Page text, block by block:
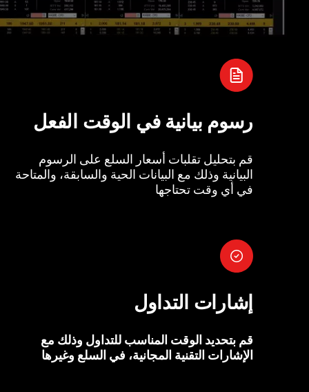
رسوم بيانية في الوقت الفعل
قم بتحليل تقلبات أسعار السلع على الرسوم
البيانية وذلك مع البيانات الحية والسابقة، والمتاحة
في أي وقت تحتاجها
إشارات التداول
قم بتحديد الوقت المناسب للتداول وذلك مع
الإشارات التقنية المجانية، في السلع وغيرها